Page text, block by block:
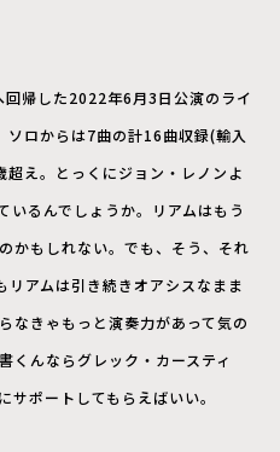
帰した2022年6月3日公演のライ
ロからは7曲の計16曲収録(輸入
え。とっくにジョン・レノンよ
いるんでしょうか。リアムはもう
かもしれない。でも、そう、それ
リアムは引き続きオアシスなまま
なきゃもっと演奏力があって気の
くんならグレック・カースティ
サポートしてもらえばいい。